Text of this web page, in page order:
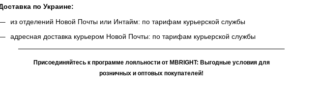
по Украине:
из отделений Новой Почты или Интайм: по тарифам курьерской службы
адресная доставка курьером Новой Почты: по тарифам курьерской службы
Присоединяйтесь к программе лояльности от MBRIGHT: Выгодные условия для
розничных и оптовых покупателей!